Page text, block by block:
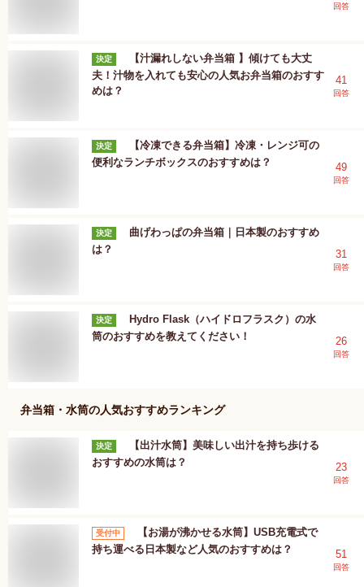
回答
決定
【汁漏れしない弁当箱 】傾けても大丈
夫！汁物を入れても安心の人気お弁当箱のおすす
めは？
41
回答
決定
【冷凍できる弁当箱】冷凍・レンジ可の
便利なランチボックスのおすすめは？
49
回答
決定
曲げわっぱの弁当箱｜日本製のおすすめ
は？
31
回答
決定
Hydro Flask（ハイドロフラスク）の水
筒のおすすめを教えてください！
26
回答
弁当箱・水筒の人気おすすめランキング
決定
【出汁水筒】美味しい出汁を持ち歩ける
おすすめの水筒は？
23
回答
受付中
【お湯が沸かせる水筒】USB充電式で
持ち運べる日本製など人気のおすすめは？
51
回答